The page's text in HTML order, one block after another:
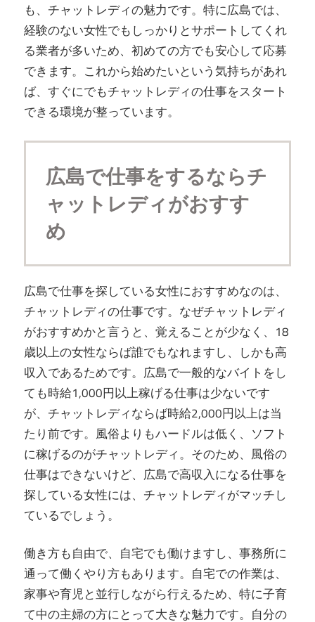
も、チャットレディの魅力です。特に広島では、
経験のない女性でもしっかりとサポートしてくれ
る業者が多いため、初めての方でも安心して応募
できます。これから始めたいという気持ちがあれ
ば、すぐにでもチャットレディの仕事をスタート
できる環境が整っています。
広島で仕事をするならチ
ャットレディがおすす
め
広島で仕事を探している女性におすすめなのは、
チャットレディの仕事です。なぜチャットレディ
がおすすめかと言うと、覚えることが少なく、18
歳以上の女性ならば誰でもなれますし、しかも高
収入であるためです。広島で一般的なバイトをし
ても時給1,000円以上稼げる仕事は少ないです
が、チャットレディならば時給2,000円以上は当
たり前です。風俗よりもハードルは低く、ソフト
に稼げるのがチャットレディ。そのため、風俗の
仕事はできないけど、広島で高収入になる仕事を
探している女性には、チャットレディがマッチし
ているでしょう。
働き方も自由で、自宅でも働けますし、事務所に
通って働くやり方もあります。自宅での作業は、
家事や育児と並行しながら行えるため、特に子育
て中の主婦の方にとって大きな魅力です。自分の